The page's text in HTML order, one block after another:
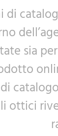
di
sia
ottici